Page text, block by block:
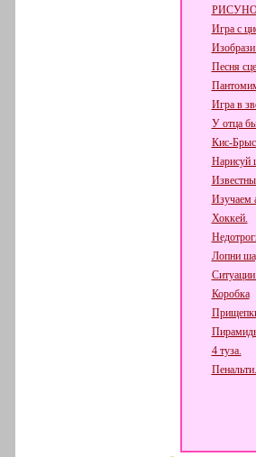
Игра с
Песня
Игра в
У отца
Кис-
Нарисуй
Изучаем
Хоккей.
Лопни
Ситуации.
Коробка
4 туза.
Пенальти.